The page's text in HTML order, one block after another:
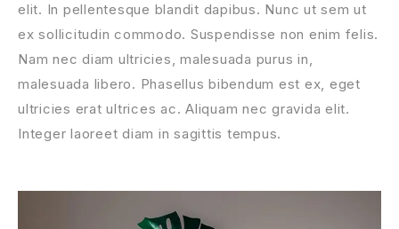
elit. In pellentesque blandit dapibus. Nunc ut sem ut
ex sollicitudin commodo. Suspendisse non enim felis.
Nam nec diam ultricies, malesuada purus in,
malesuada libero. Phasellus bibendum est ex, eget
ultricies erat ultrices ac. Aliquam nec gravida elit.
Integer laoreet diam in sagittis tempus.